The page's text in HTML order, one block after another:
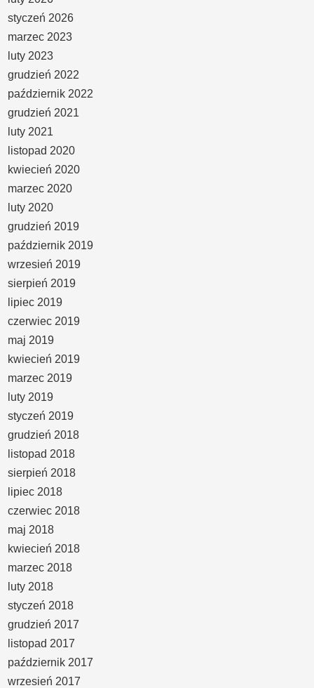
styczeń 2026
marzec 2023
luty 2023
grudzień 2022
październik 2022
grudzień 2021
luty 2021
listopad 2020
kwiecień 2020
marzec 2020
luty 2020
grudzień 2019
październik 2019
wrzesień 2019
sierpień 2019
lipiec 2019
czerwiec 2019
maj 2019
kwiecień 2019
marzec 2019
luty 2019
styczeń 2019
grudzień 2018
listopad 2018
sierpień 2018
lipiec 2018
czerwiec 2018
maj 2018
kwiecień 2018
marzec 2018
luty 2018
styczeń 2018
grudzień 2017
listopad 2017
październik 2017
wrzesień 2017